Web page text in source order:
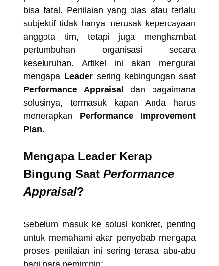
bisa fatal. Penilaian yang bias atau terlalu
subjektif tidak hanya merusak kepercayaan
anggota tim, tetapi juga menghambat
pertumbuhan organisasi secara
keseluruhan. Artikel ini akan mengurai
mengapa Leader sering kebingungan saat
Performance Appraisal
dan bagaimana
solusinya, termasuk kapan Anda harus
menerapkan Performance Improvement
Plan.
Mengapa Leader Kerap
Bingung Saat Performance
Appraisal?
Sebelum masuk ke solusi konkret, penting
untuk memahami akar penyebab mengapa
proses penilaian ini sering terasa abu-abu